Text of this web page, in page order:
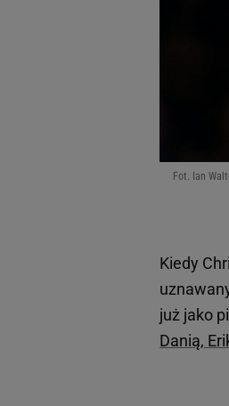
Fot. Ian
Kiedy
już jako
Danią,